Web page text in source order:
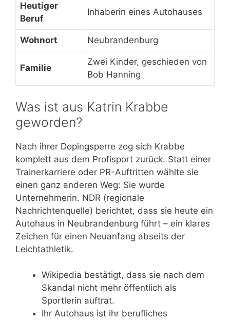
Heutiger
Beruf
Inhaberin eines Autohauses
Wohnort Neubrandenburg
Familie
Zwei Kinder, geschieden von
Bob Hanning
Was ist aus Katrin Krabbe
geworden?
Nach ihrer Dopingsperre zog sich Krabbe
komplett aus dem Profisport zurück. Statt einer
Trainerkarriere oder PR-Auftritten wählte sie
einen ganz anderen Weg: Sie wurde
Unternehmerin. NDR (regionale
Nachrichtenquelle) berichtet, dass sie heute ein
Autohaus in Neubrandenburg führt – ein klares
Zeichen für einen Neuanfang abseits der
Leichtathletik.
Wikipedia bestätigt, dass sie nach dem
Skandal nicht mehr öffentlich als
Sportlerin auftrat.
Ihr Autohaus ist ihr berufliches